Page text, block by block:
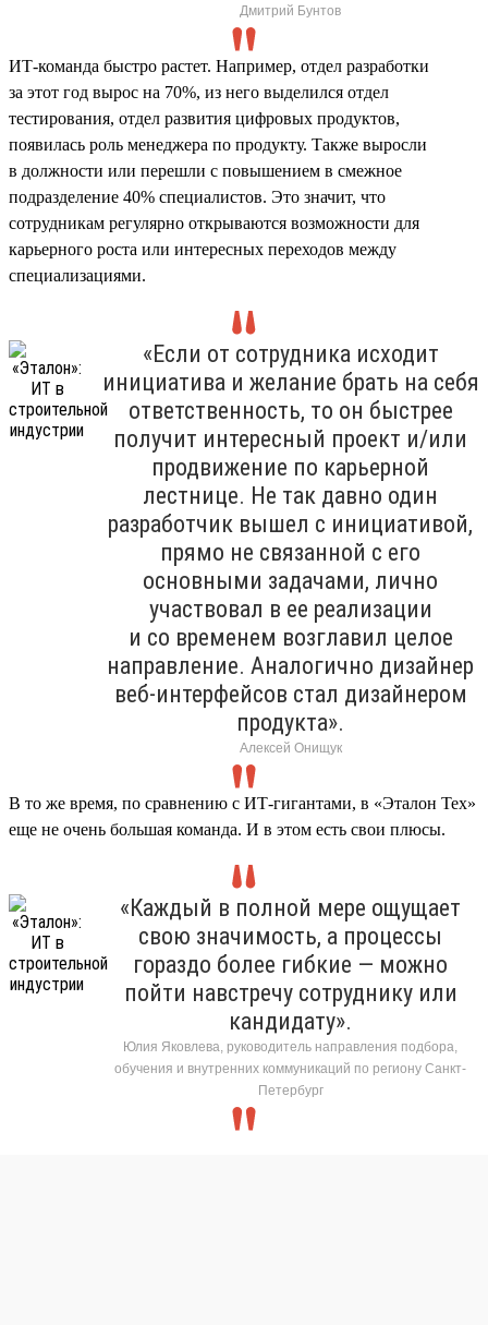
Дмитрий Бунтов
ИТ-команда быстро растет. Например, отдел разработки
за этот год вырос на 70%, из него выделился отдел
тестирования, отдел развития цифровых продуктов,
появилась роль менеджера по продукту. Также выросли
в должности или перешли с повышением в смежное
подразделение 40% специалистов. Это значит, что
сотрудникам регулярно открываются возможности для
карьерного роста или интересных переходов между
специализациями.
«Если от сотрудника исходит
инициатива и желание брать на себя
ответственность, то он быстрее
получит интересный проект и/или
продвижение по карьерной
лестнице. Не так давно один
разработчик вышел с инициативой,
прямо не связанной с его
основными задачами, лично
участвовал в ее реализации
и со временем возглавил целое
направление. Аналогично дизайнер
веб-интерфейсов стал дизайнером
продукта».
Алексей Онищук
В то же время, по сравнению с ИТ-гигантами, в «Эталон Тех»
еще не очень большая команда. И в этом есть свои плюсы.
«Каждый в полной мере ощущает
свою значимость, а процессы
гораздо более гибкие — можно
пойти навстречу сотруднику или
кандидату».
Юлия Яковлева, руководитель направления подбора,
обучения и внутренних коммуникаций по региону Санкт-
Петербург